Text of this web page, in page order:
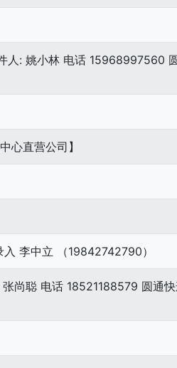
人: 姚小林 电话 15968997560
心直营公司】
李中立 （19842742790）
张尚聪 电话 18521188579 圆